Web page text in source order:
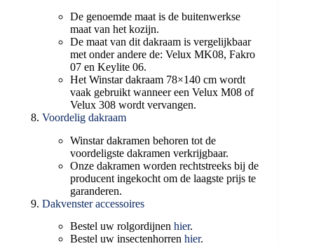
De genoemde maat is de buitenwerkse
maat van het kozijn.
De maat van dit dakraam is vergelijkbaar
met onder andere de: Velux MK08, Fakro
07 en Keylite 06.
Het Winstar dakraam 78×140 cm wordt
vaak gebruikt wanneer een Velux M08 of
Velux 308 wordt vervangen.
Voordelig dakraam
Winstar dakramen behoren tot de
voordeligste dakramen verkrijgbaar.
Onze dakramen worden rechtstreeks bij de
producent ingekocht om de laagste prijs te
garanderen.
Dakvenster accessoires
Bestel uw rolgordijnen hier.
Bestel uw insectenhorren hier.